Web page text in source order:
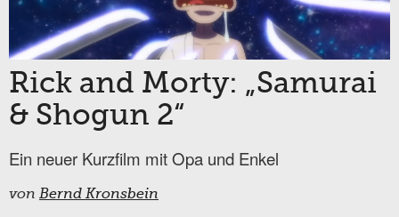
Rick and Morty: „Samurai
& Shogun 2“
Ein neuer Kurzfilm mit Opa und Enkel
von Bernd Kronsbein